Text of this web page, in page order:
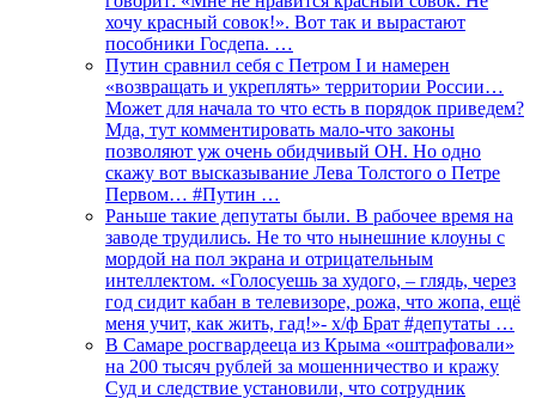
хочу красный совок!». Вот так и вырастают
пособники Госдепа. …
Путин сравнил себя с Петром I и намерен
«возвращать и укреплять» территории России…
Может для начала то что есть в порядок приведем?
Мда, тут комментировать мало-что законы
позволяют уж очень обидчивый ОН. Но одно
скажу вот высказывание Лева Толстого о Петре
Первом… #Путин …
Раньше такие депутаты были. В рабочее время на
заводе трудились. Не то что нынешние клоуны с
мордой на пол экрана и отрицательным
интеллектом. «Голосуешь за худого, – глядь, через
год сидит кабан в телевизоре, рожа, что жопа, ещё
меня учит, как жить, гад!»- х/ф Брат #депутаты …
В Самаре росгвардееца из Крыма «оштрафовали»
на 200 тысяч рублей за мошенничество и кражу
Суд и следствие установили, что сотрудник